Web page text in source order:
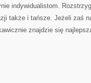
indywidualistom.
także i tańsze. Jeżeli zaś
znajdzie się